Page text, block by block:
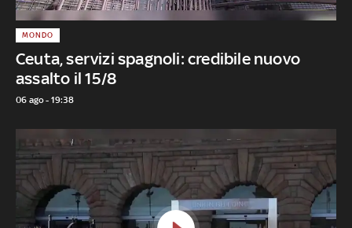
Ceuta, servizi spagnoli: credibile nuovo
assalto il 15/8
MONDO
06 ago - 19:38